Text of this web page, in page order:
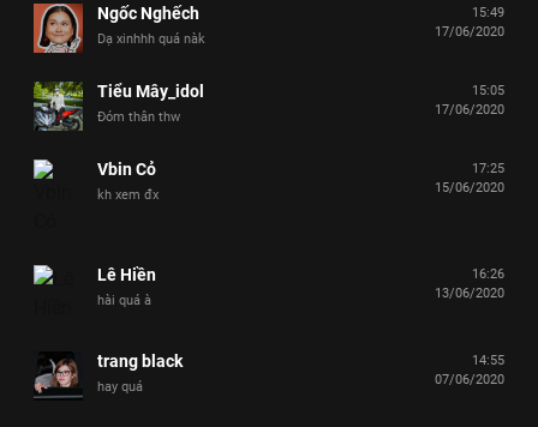
Ngốc Nghếch
Dạ xinhhh quá nàk
15:49
17/06/2020
Tiểu Mây_idol
Đóm thân thw
15:05
17/06/2020
Vbin Cỏ
kh xem đx
17:25
15/06/2020
Lê Hiền
hài quá à
16:26
13/06/2020
trang black
hay quá
14:55
07/06/2020